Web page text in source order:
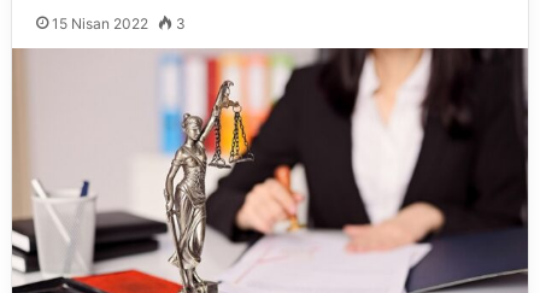
15 Nisan 2022 3